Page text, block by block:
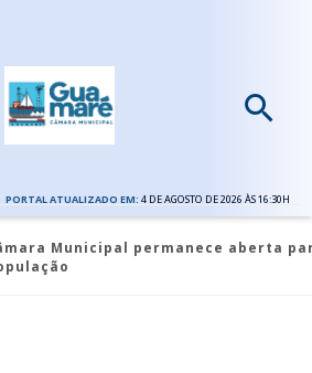
PORTAL ATUALIZADO EM: 4 DE AGOSTO DE 2026 ÀS 16:30H
Municipal permanece aberta